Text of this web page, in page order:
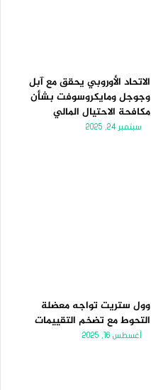
الاتحاد الأوروبي يحقق مع آبل
وجوجل ومايكروسوفت بشأن
مكافحة الاحتيال المالي
سبتمبر 24, 2025
وول ستريت تواجه معضلة
التحوط مع تضخم التقييمات
أغسطس 16, 2025